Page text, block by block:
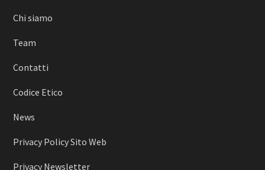
Chi siamo
Team
Contatti
Codice Etico
News
Privacy Policy Sito Web
Privacy Newsletter